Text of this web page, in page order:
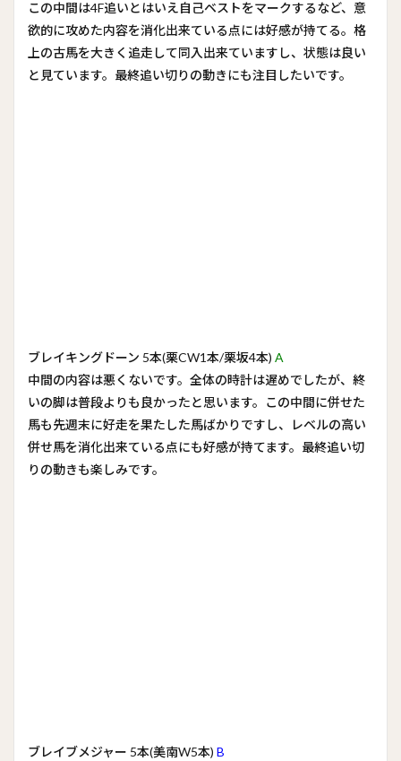
この中間は4F追いとはいえ自己ベストをマークするなど、意
欲的に攻めた内容を消化出来ている点には好感が持てる。格
上の古馬を大きく追走して同入出来ていますし、状態は良い
と見ています。最終追い切りの動きにも注目したいです。
ブレイキングドーン 5本(栗CW1本/栗坂4本) A
中間の内容は悪くないです。全体の時計は遅めでしたが、終
いの脚は普段よりも良かったと思います。この中間に併せた
馬も先週末に好走を果たした馬ばかりですし、レベルの高い
併せ馬を消化出来ている点にも好感が持てます。最終追い切
りの動きも楽しみです。
ブレイブメジャー 5本(美南W5本) B